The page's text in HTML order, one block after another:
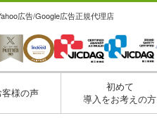
広告/Google広告正規代理店
様の声
初めて
導入をお考えの方